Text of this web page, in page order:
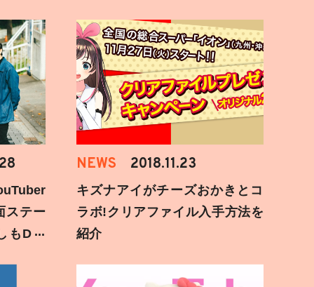
ステー
もD遅
NEWS 2018.11.23
キズナアイがチーズおかきとコ
ラボ!クリアファイル入手方法を
紹介